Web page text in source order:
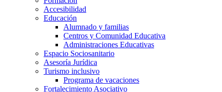
Accesibilidad
Educación
Alumnado y familias
Centros y Comunidad Educativa
Administraciones Educativas
Espacio Sociosanitario
Asesoría Jurídica
Turismo inclusivo
Programa de vacaciones
Fortalecimiento Asociativo